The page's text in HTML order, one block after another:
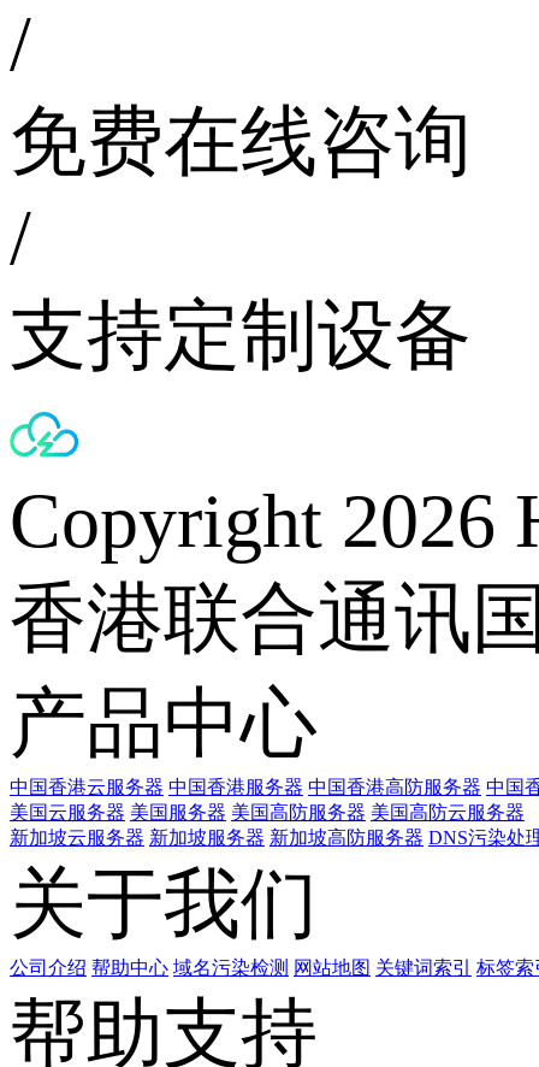
/
免费在线咨询
/
支持定制设备
Copyright 2026
香港联合通讯
产品中心
中国香港云服务器 中国香港服务器 中国香港高防服务器 中国
美国云服务器 美国服务器 美国高防服务器 美国高防云服务器
新加坡云服务器 新加坡服务器 新加坡高防服务器 DNS污染处
关于我们
公司介绍 帮助中心 域名污染检测 网站地图 关键词索引 标签索
帮助支持